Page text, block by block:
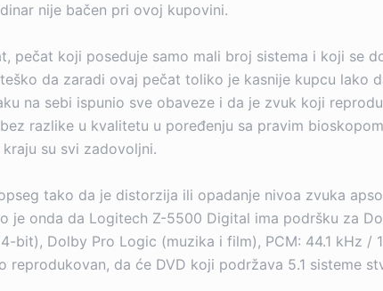
nije bačen pri ovoj kupovini.
pečat koji poseduje samo mali broj sistema i koji se
da zaradi ovaj pečat toliko je kasnije kupcu lako
na sebi ispunio sve obaveze i da je zvuk koji
razlike u kvalitetu u poređenju sa pravim
su svi zadovoljni.
tako da je distorzija ili opadanje nivoa zvuka
je onda da Logitech Z-5500 Digital ima podršku za
Dolby Pro Logic (muzika i film), PCM: 44.1 kHz
da će DVD koji podržava 5.1 sisteme